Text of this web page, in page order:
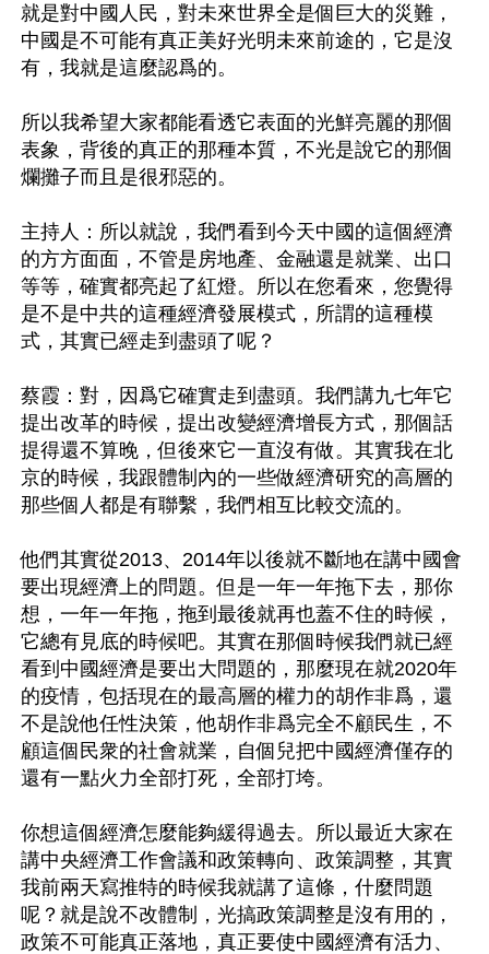
就是對中國人民，對未來世界全是個巨大的災難，
中國是不可能有真正美好光明未來前途的，它是沒
有，我就是這麼認爲的。
所以我希望大家都能看透它表面的光鮮亮麗的那個
表象，背後的真正的那種本質，不光是說它的那個
爛攤子而且是很邪惡的。
主持人：所以就說，我們看到今天中國的這個經濟
的方方面面，不管是房地產、金融還是就業、出口
等等，確實都亮起了紅燈。所以在您看來，您覺得
是不是中共的這種經濟發展模式，所謂的這種模
式，其實已經走到盡頭了呢？
蔡霞：對，因爲它確實走到盡頭。我們講九七年它
提出改革的時候，提出改變經濟增長方式，那個話
提得還不算晚，但後來它一直沒有做。其實我在北
京的時候，我跟體制內的一些做經濟研究的高層的
那些個人都是有聯繫，我們相互比較交流的。
他們其實從2013、2014年以後就不斷地在講中國會
要出現經濟上的問題。但是一年一年拖下去，那你
想，一年一年拖，拖到最後就再也蓋不住的時候，
它總有見底的時候吧。其實在那個時候我們就已經
看到中國經濟是要出大問題的，那麼現在就2020年
的疫情，包括現在的最高層的權力的胡作非爲，還
不是說他任性決策，他胡作非爲完全不顧民生，不
顧這個民衆的社會就業，自個兒把中國經濟僅存的
還有一點火力全部打死，全部打垮。
你想這個經濟怎麼能夠緩得過去。所以最近大家在
講中央經濟工作會議和政策轉向、政策調整，其實
我前兩天寫推特的時候我就講了這條，什麼問題
呢？就是說不改體制，光搞政策調整是沒有用的，
政策不可能真正落地，真正要使中國經濟有活力、